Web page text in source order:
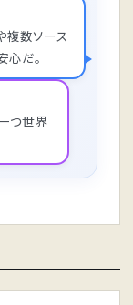
複数ソース
心だ。
つ世界